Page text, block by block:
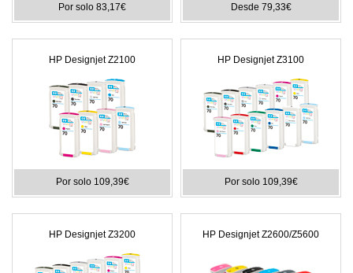
Por solo 83,17€ Desde 79,33€
HP Designjet Z2100
Por solo 109,39€
HP Designjet Z3100
Por solo 109,39€
HP Designjet Z3200 HP Designjet Z2600/Z5600